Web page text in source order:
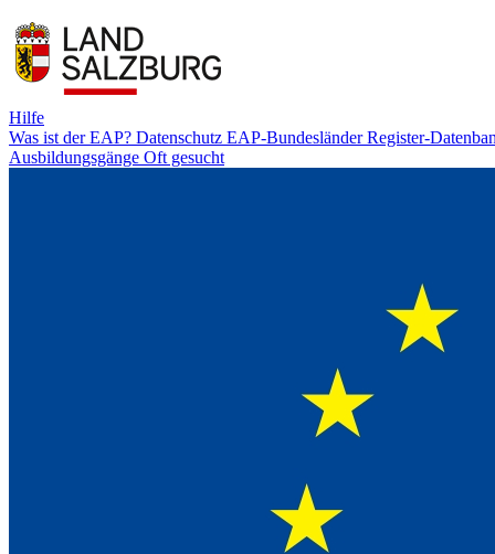
Hilfe
Was ist der EAP? Datenschutz EAP-BundesländerRegister-
Ausbildungsgänge Oft gesucht